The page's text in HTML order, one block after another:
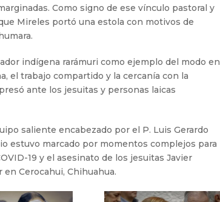
Como signo de ese vínculo pastoral y
Mireles portó una estola con motivos de
indígena rarámuri como ejemplo del modo en
el trabajo compartido y la cercanía con la
ante los jesuitas y personas laicas
saliente encabezado por el P. Luis Gerardo
estuvo marcado por momentos complejos para
19 y el asesinato de los jesuitas Javier
en Cerocahui, Chihuahua.